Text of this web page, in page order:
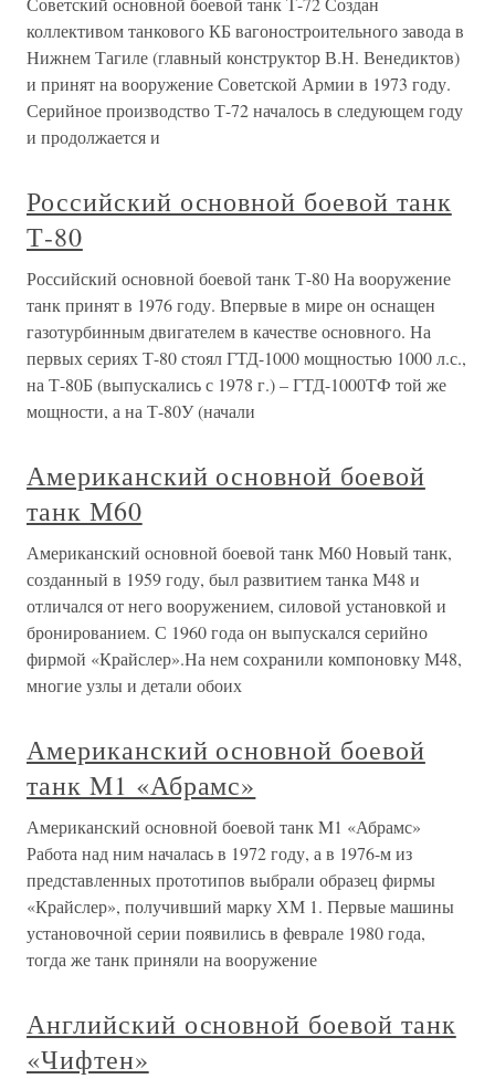
коллективом танкового КБ вагоностроительного завода в
Нижнем Тагиле (главный конструктор В.Н. Венедиктов)
и принят на вооружение Советской Армии в 1973 году.
Серийное производство Т-72 началось в следующем году
и продолжается и
Российский основной боевой танк
Т-80
Российский основной боевой танк Т-80 На вооружение
танк принят в 1976 году. Впервые в мире он оснащен
газотурбинным двигателем в качестве основного. На
первых сериях Т-80 стоял ГТД-1000 мощностью 1000 л.с.,
на Т-80Б (выпускались с 1978 г.) – ГТД-1000ТФ той же
мощности, а на Т-80У (начали
Американский основной боевой
танк М60
Американский основной боевой танк М60 Новый танк,
созданный в 1959 году, был развитием танка М48 и
отличался от него вооружением, силовой установкой и
бронированием. С 1960 года он выпускался серийно
фирмой «Крайслер».На нем сохранили компоновку М48,
многие узлы и детали обоих
Американский основной боевой
танк M1 «Абрамс»
Американский основной боевой танк M1 «Абрамс»
Работа над ним началась в 1972 году, а в 1976-м из
представленных прототипов выбрали образец фирмы
«Крайслер», получивший марку ХМ 1. Первые машины
установочной серии появились в феврале 1980 года,
тогда же танк приняли на вооружение
Английский основной боевой танк
«Чифтен»